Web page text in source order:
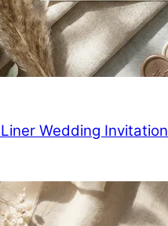
Wedding Invitation